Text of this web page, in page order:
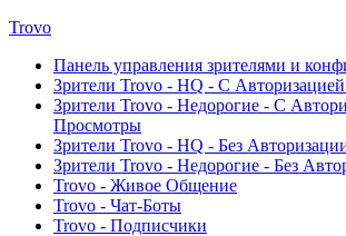
Trovo
Панель управления зрителями и
Зрители Trovo - HQ - С
Зрители Trovo - Недорогие - С
Просмотры
Зрители Trovo - HQ - Без
Зрители Trovo - Недорогие - Без
Trovo - Живое Общение
Trovo - Чат-Боты
Trovo - Подписчики